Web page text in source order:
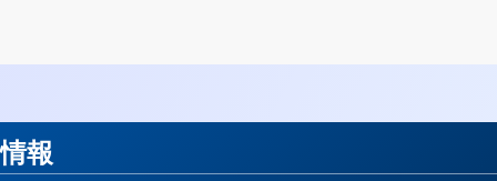
報